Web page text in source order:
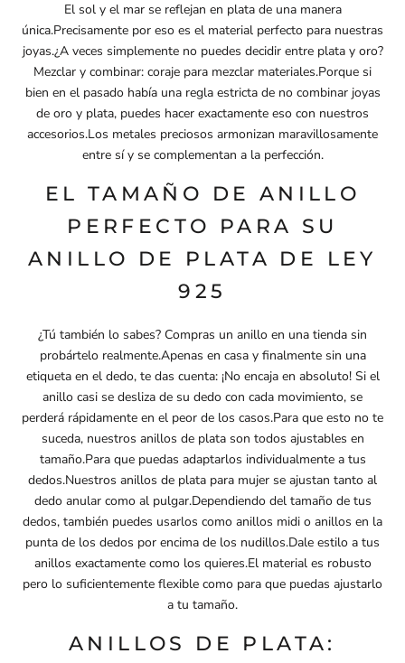
El sol y el mar se reflejan en plata de una manera
única.Precisamente por eso es el material perfecto para nuestras
joyas.¿A veces simplemente no puedes decidir entre plata y oro?
Mezclar y combinar: coraje para mezclar materiales.Porque si
bien en el pasado había una regla estricta de no combinar joyas
de oro y plata, puedes hacer exactamente eso con nuestros
accesorios.Los metales preciosos armonizan maravillosamente
entre sí y se complementan a la perfección.
EL TAMAÑO DE ANILLO
PERFECTO PARA SU
ANILLO DE PLATA DE LEY
925
¿Tú también lo sabes? Compras un anillo en una tienda sin
probártelo realmente.Apenas en casa y finalmente sin una
etiqueta en el dedo, te das cuenta: ¡No encaja en absoluto! Si el
anillo casi se desliza de su dedo con cada movimiento, se
perderá rápidamente en el peor de los casos.Para que esto no te
suceda, nuestros anillos de plata son todos ajustables en
tamaño.Para que puedas adaptarlos individualmente a tus
dedos.Nuestros anillos de plata para mujer se ajustan tanto al
dedo anular como al pulgar.Dependiendo del tamaño de tus
dedos, también puedes usarlos como anillos midi o anillos en la
punta de los dedos por encima de los nudillos.Dale estilo a tus
anillos exactamente como los quieres.El material es robusto
pero lo suficientemente flexible como para que puedas ajustarlo
a tu tamaño.
ANILLOS DE PLATA: